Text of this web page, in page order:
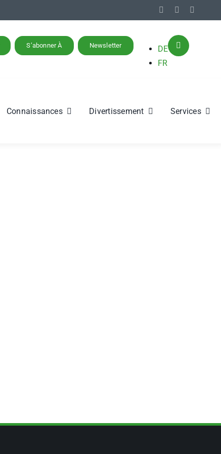
S’abonner À Newsletter
DE
FR
Connaissances Divertissement Services